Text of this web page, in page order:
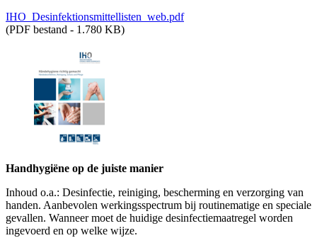
IHO_Desinfektionsmittellisten_web.pdf
(PDF bestand - 1.780 KB)
Handhygiëne op de juiste manier
Inhoud o.a.: Desinfectie, reiniging, bescherming en verzorging van
handen. Aanbevolen werkingsspectrum bij routinematige en speciale
gevallen. Wanneer moet de huidige desinfectiemaatregel worden
ingevoerd en op welke wijze.